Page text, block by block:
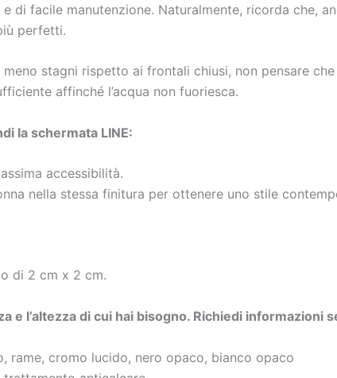
e di facile manutenzione. Naturalmente, ricorda che,
perfetti.
stagni rispetto ai frontali chiusi, non pensare
affinché l’acqua non fuoriesca.
la schermata LINE:
accessibilità.
nella stessa finitura per ottenere uno stile
di 2 cm x 2 cm.
e l’altezza di cui hai bisogno. Richiedi informazioni
rame, cromo lucido, nero opaco, bianco opaco